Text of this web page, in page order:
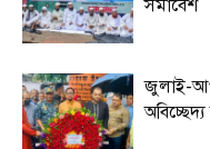
সমাবেশ
জুলাই-